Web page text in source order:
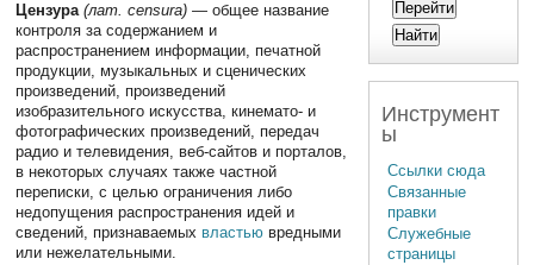
Цензура (лат. censura) — общее название
контроля за содержанием и
распространением информации, печатной
продукции, музыкальных и сценических
произведений, произведений
изобразительного искусства, кинемато- и
фотографических произведений, передач
радио и телевидения, веб-сайтов и порталов,
в некоторых случаях также частной
переписки, с целью ограничения либо
недопущения распространения идей и
сведений, признаваемых властью вредными
или нежелательными.
Инструмент
ы
Ссылки сюда
Связанные
правки
Служебные
страницы